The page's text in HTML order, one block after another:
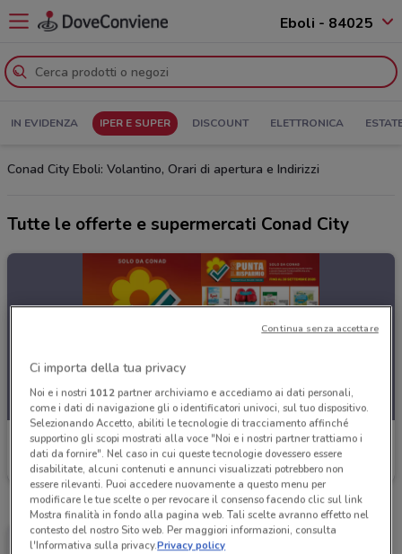
Eboli - 84025
IN EVIDENZA IPER E SUPER DISCOUNT ELETTRONICA
Conad City Eboli: Volantino, Orari di apertura e Indirizzi
Tutte le offerte e supermercati Conad City
Conad City
Scade il 30/09
Ci importa della tua privacy
Noi e i nostri 1012partner archiviamo e accediamo ai dati personali,
come i dati di navigazione gli o identificatori univoci, sul tuo dispositivo.
Selezionando Accetto, abiliti le tecnologie di tracciamento affinché
supportino gli scopi mostrati alla voce "Noi e i nostri partner trattiamo i
dati da fornire". Nel caso in cui queste tecnologie dovessero essere
disabilitate, alcuni contenuti e annunci visualizzati potrebbero non
essere rilevanti. Puoi accedere nuovamente a questo menu per
modificare le tue scelte o per revocare il consenso facendo clic sul link
Mostra finalità in fondo alla pagina web. Tali scelte avranno effetto nel
contesto del nostro Sito web. Per maggiori informazioni, consulta
l'Informativa sulla privacy.Privacy policy
Continua senza accettare